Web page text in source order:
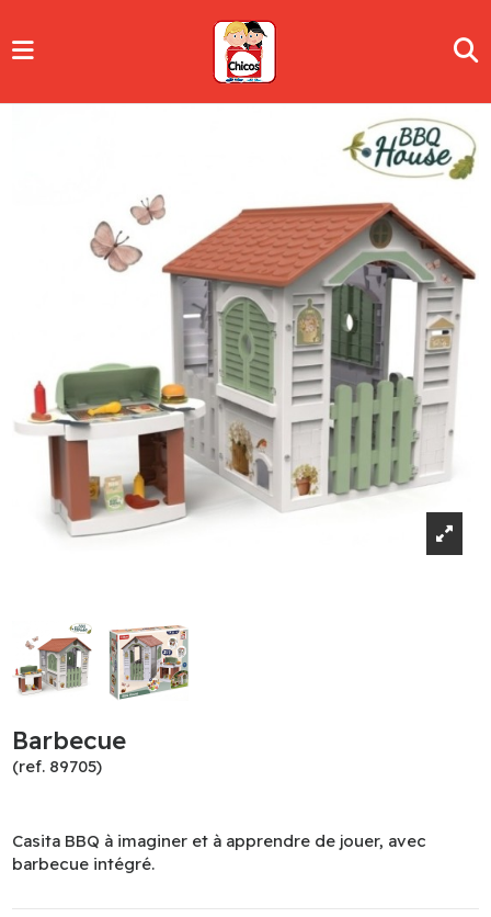
Barbecue
(ref. 89705)
Casita BBQ à imaginer et à apprendre de jouer, avec
barbecue intégré.